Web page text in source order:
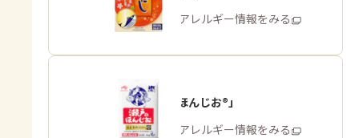
商品・アレルギー情報をみる
「瀬戸のほんじお®」
商品・アレルギー情報をみる